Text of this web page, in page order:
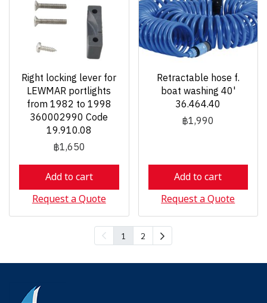
Right locking lever for
LEWMAR portlights
from 1982 to 1998
360002990 Code
19.910.08
฿1,650
Add to cart
Request a Quote
Retractable hose f.
boat washing 40'
36.464.40
฿1,990
Add to cart
Request a Quote
1 2